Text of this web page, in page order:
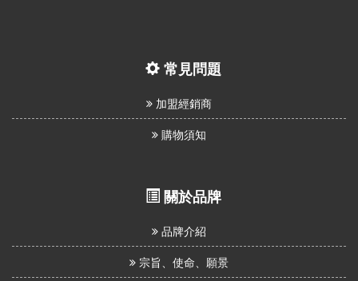
常見問題
加盟經銷商
購物須知
關於品牌
品牌介紹
宗旨、使命、願景